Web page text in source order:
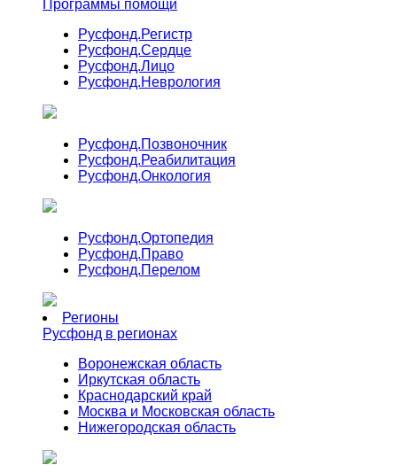
Программы помощи
Русфонд.Регистр
Русфонд.Сердце
Русфонд.Лицо
Русфонд.Неврология
Русфонд.Позвоночник
Русфонд.Реабилитация
Русфонд.Онкология
Русфонд.Ортопедия
Русфонд.Право
Русфонд.Перелом
Регионы
Русфонд в регионах
Воронежская область
Иркутская область
Краснодарский край
Москва и Московская область
Нижегородская область